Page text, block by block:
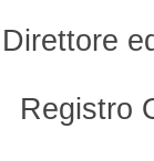
Direttore
Registro